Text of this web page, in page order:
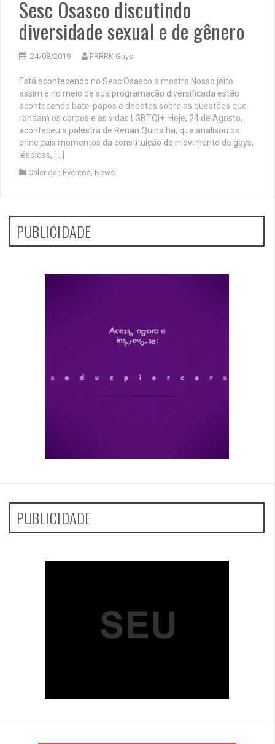
Sesc Osasco discutindo
diversidade sexual e de gênero
24/08/2019 FRRRK Guys
Está acontecendo no Sesc Osasco a mostra Nosso jeito
assim e no meio de sua programação diversificada estão
acontecendo bate-papos e debates sobre as questões que
rondam os corpos e as vidas LGBTQI+. Hoje, 24 de Agosto,
aconteceu a palestra de Renan Quinalha, que analisou os
principais momentos da constituição do movimento de gays,
lésbicas, […]
Calendar, Eventos, News
PUBLICIDADE
PUBLICIDADE